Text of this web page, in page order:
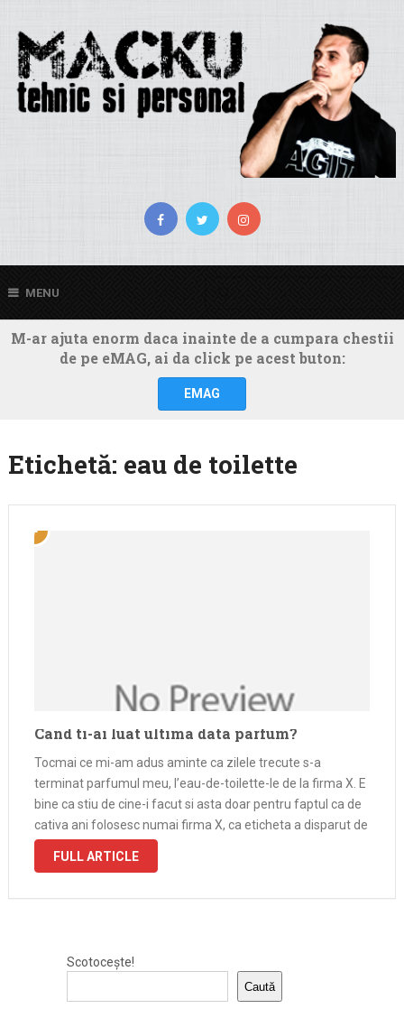
MENU
M-ar ajuta enorm daca inainte de a cumpara chestii
de pe eMAG, ai da click pe acest buton:
EMAG
Etichetă: eau de toilette
Cand ti-ai luat ultima data parfum?
Tocmai ce mi-am adus aminte ca zilele trecute s-a
terminat parfumul meu, l’eau-de-toilette-le de la firma X. E
bine ca stiu de cine-i facut si asta doar pentru faptul ca de
cativa ani folosesc numai firma X, ca eticheta a disparut de
mult si brusc m-am …
FULL ARTICLE
Scotocește!
Caută